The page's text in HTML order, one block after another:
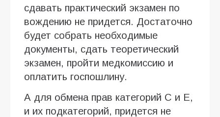
сдавать практический экзамен по
вождению не придется. Достаточно
будет собрать необходимые
документы, сдать теоретический
экзамен, пройти медкомиссию и
оплатить госпошлину.
А для обмена прав категорий С и Е,
и их подкатегорий, придется не